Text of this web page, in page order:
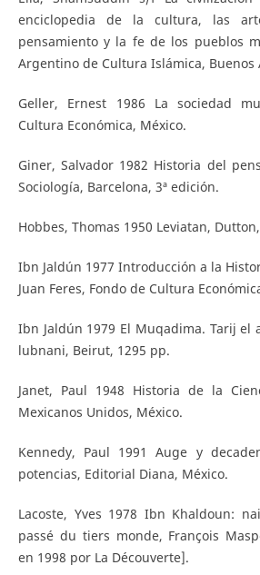
enciclopedia de la cultura, las
pensamiento y la fe de los pueblos
Argentino de Cultura Islámica, Buenos
Geller, Ernest 1986 La sociedad
Cultura Económica, México.
Giner, Salvador 1982 Historia del
Sociología, Barcelona, 3ª edición.
Hobbes, Thomas 1950 Leviatan,
Ibn Jaldún 1977 Introducción a la
Juan Feres, Fondo de Cultura
Ibn Jaldún 1979 El Muqadima. Tarij el
lubnani, Beirut, 1295 pp.
Janet, Paul 1948 Historia de la
Mexicanos Unidos, México.
Kennedy, Paul 1991 Auge y
potencias, Editorial Diana, México.
Lacoste, Yves 1978 Ibn Khaldoun:
passé du tiers monde, François
en 1998 por La Découverte].